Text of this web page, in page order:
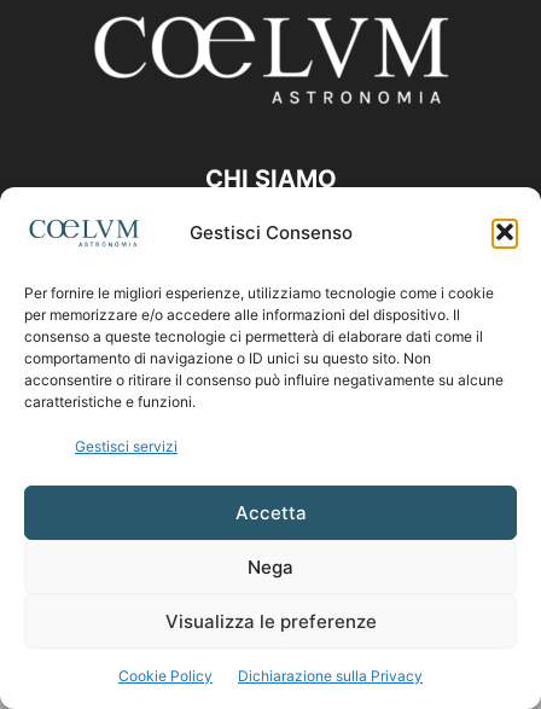
Gestisci Consenso
Per fornire le migliori esperienze, utilizziamo tecnologie come i cookie
per memorizzare e/o accedere alle informazioni del dispositivo. Il
consenso a queste tecnologie ci permetterà di elaborare dati come il
comportamento di navigazione o ID unici su questo sito. Non
acconsentire o ritirare il consenso può influire negativamente su alcune
caratteristiche e funzioni.
Gestisci servizi
Accetta
Nega
Visualizza le preferenze
Cookie Policy Dichiarazione sulla Privacy
CHI SIAMO
Contattaci:
SEGUICI